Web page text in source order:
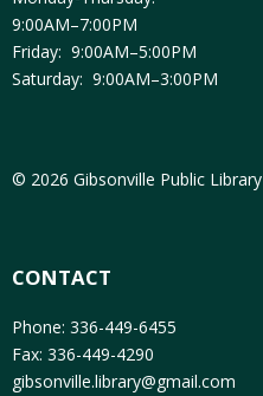
9:00AM–7:00PM
Friday: 9:00AM–5:00PM
Saturday: 9:00AM–3:00PM
© 2026 Gibsonville Public Library
CONTACT
Phone: 336-449-6455
Fax: 336-449-4290
gibsonville.library@gmail.com